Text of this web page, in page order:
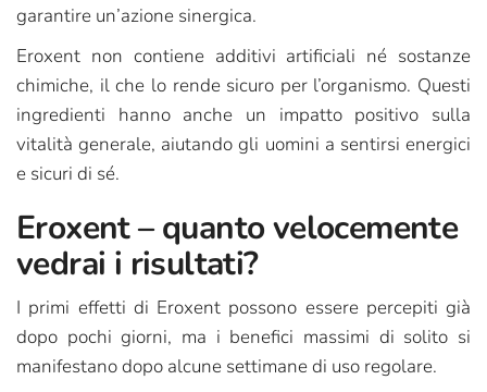
garantire un’azione sinergica.
Eroxent non contiene additivi artificiali né sostanze
chimiche, il che lo rende sicuro per l’organismo. Questi
ingredienti hanno anche un impatto positivo sulla
vitalità generale, aiutando gli uomini a sentirsi energici
e sicuri di sé.
Eroxent – quanto velocemente
vedrai i risultati?
I primi effetti di Eroxent possono essere percepiti già
dopo pochi giorni, ma i benefici massimi di solito si
manifestano dopo alcune settimane di uso regolare.